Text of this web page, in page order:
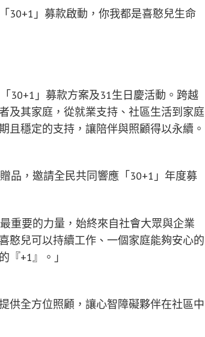
30+1」募款啟動，你我都是喜憨兒生命
30+1」募款方案及31生日慶活動。跨越
及其家庭，從就業支持、社區生活到家庭
且穩定的支持，讓陪伴與照顧得以永續。
品，邀請全民共同響應「30+1」年度募
重要的力量，始終來自社會大眾與企業
憨兒可以持續工作、一個家庭能夠安心的
『+1』。」
供全方位照顧，讓心智障礙夥伴在社區中